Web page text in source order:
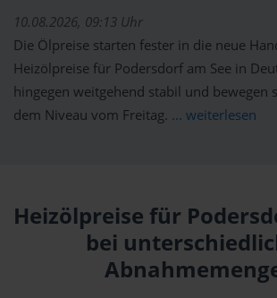
10.08.2026, 09:13 Uhr
Die Ölpreise starten fester in die neue
Heizölpreise für Podersdorf am See in
hingegen weitgehend stabil und bewegen
dem Niveau vom Freitag. ... weiterlesen
Heizölpreise für
bei